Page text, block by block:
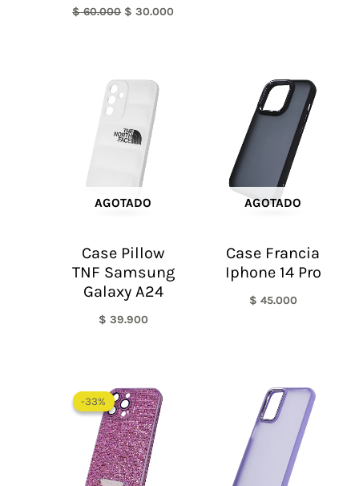
$60.000 $ 30.000
AGOTADO
Case Pillow
TNF Samsung
Galaxy A24
$ 39.900
AGOTADO
Case Francia
Iphone 14 Pro
$ 45.000
-33%
-33%
precio
original
era:
$ 60.000.